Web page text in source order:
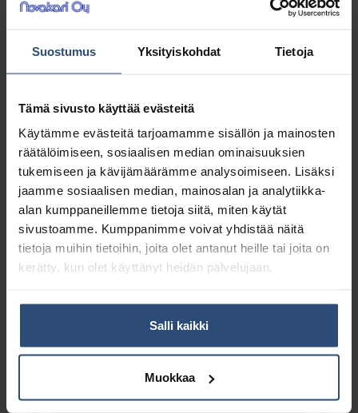
Suostumus Yksityiskohdat Tietoja
Tämä sivusto käyttää evästeitä
Käytämme evästeitä tarjoamamme sisällön ja mainosten
räätälöimiseen, sosiaalisen median ominaisuuksien
tukemiseen ja kävijämäärämme analysoimiseen. Lisäksi
jaamme sosiaalisen median, mainosalan ja analytiikka-
alan kumppaneillemme tietoja siitä, miten käytät
sivustoamme. Kumppanimme voivat yhdistää näitä
tietoja muihin tietoihin, joita olet antanut heille tai joita on
kerätty, kun olet käyttänyt heidän palvelujaan.
Salli kaikki
Muokkaa
Tippa-alusta IntelliCare annostelijoihin.
Suositellaan erityisesti silloin, kun
16,35€ alv 0%
(20,52€ sis. alv 25.5%)
LISÄÄ OSTOSKORIIN
Yhteensä: 16,35 €